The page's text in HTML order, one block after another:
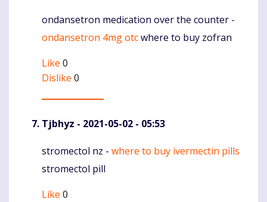
Komentaras
ondansetron medication over the counter -
ondansetron 4mg otcwhere to buy zofran
Like 0
Dislike 0
Tjbhyz - 2021-05-02 - 05:53
Komentaras
stromectol nz - where to buy ivermectin pills
stromectol pill
Like 0